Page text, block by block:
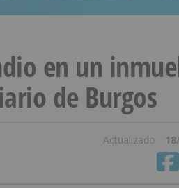
en un
de Burgos
Actualizado